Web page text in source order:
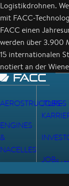
Logistikdrohnen.
mit FACC-
FACC einen
werden über 3.900
15 internationalen
notiert an der
AEROSTRUCTURES
ENGINES
&
NACELLES
CABIN
JOBS-
JOB-